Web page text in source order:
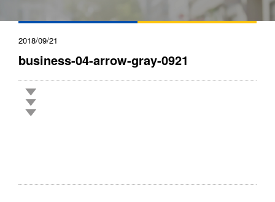
2018/09/21
business-04-arrow-gray-0921